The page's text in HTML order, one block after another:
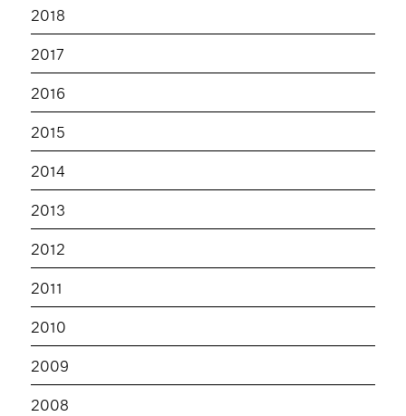
2018
2017
2016
2015
2014
2013
2012
2011
2010
2009
2008